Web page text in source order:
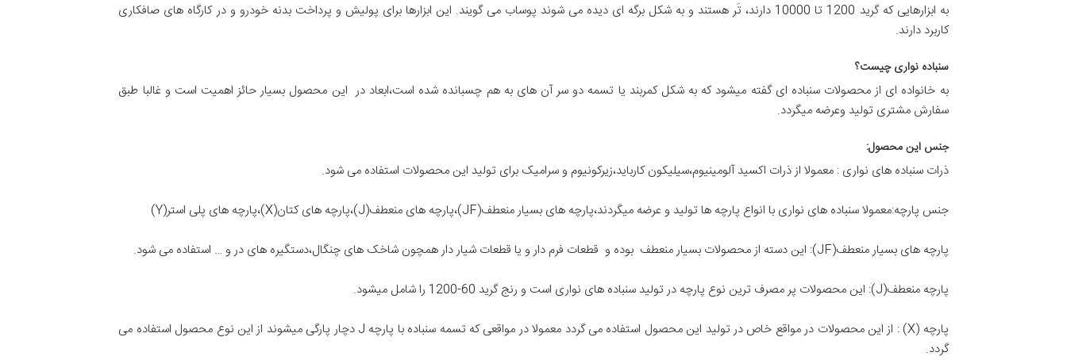
به ابزارهایی که گرید 1200 تا 10000 دارند، تَر هستند و به شکل برگه ای دیده می شوند پوساب می گویند. این ابزارها برای پولیش و پرداخت بدنه خودرو و در کارگاه های صافکاری
کاربرد دارند.
سنباده نواری چیست؟
به خانواده ای از محصولات سنباده ای گفته میشود که به شکل کمربند یا تسمه دو سر آن های به هم چسبانده شده است،ابعاد در این محصول بسیار حائز اهمیت است و غالبا طبق
سفارش مشتری تولید وعرضه میگردد.
جنس این محصول:
ذرات سنباده های نواری : معمولا از ذرات اکسید آلومینیوم،سیلیکون کارباید،زیرکونیوم و سرامیک برای تولید این محصولات استفاده می شود.
جنس پارچه:معمولا سنباده های نواری با انواع پارچه ها تولید و عرضه میگردند،پارچه های بسیار منعطف(JF)،پارچه های منعطف(J)،پارچه های کتان(X)،پارچه های پلی استر(Y)
پارچه های بسیار منعطف(JF): این دسته از محصولات بسیار منعطف بوده و قطعات فرم دار و یا قطعات شیار دار همچون شاخک های چنگال،دستگیره های در و … استفاده می شود.
پارچه منعطف(J): این محصولات پر مصرف ترین نوع پارچه در تولید سنباده های نواری است و رنج گرید 60-1200 را شامل میشود.
پارچه (X) : از این محصولات در مواقع خاص در تولید این محصول استفاده می گردد معمولا در مواقعی که تسمه سنباده با پارچه J دچار پارگی میشوند از این نوع محصول استفاده می
گردد.